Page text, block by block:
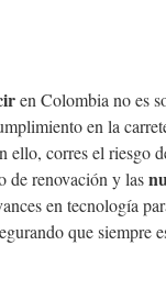
en Colombia no es
en la
ello, corres el riesgo
de renovación y las
en tecnología
que siempre